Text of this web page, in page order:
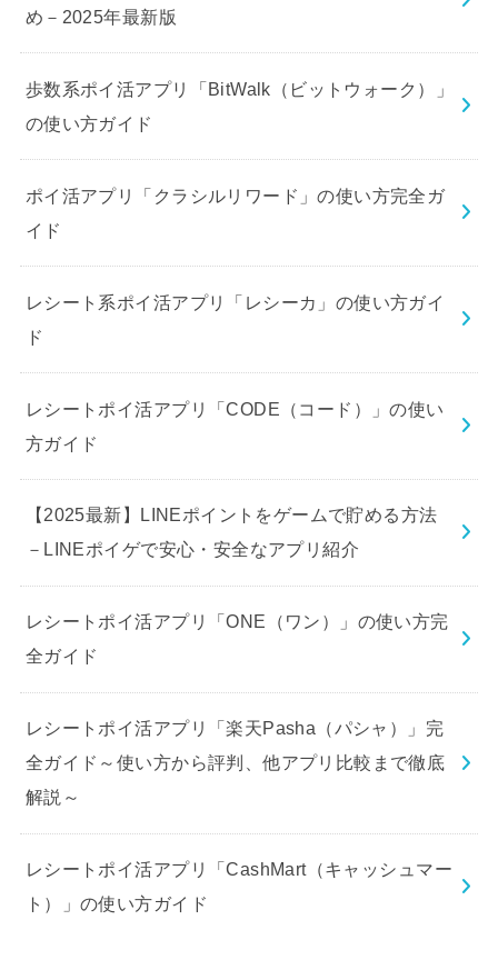
め－2025年最新版
歩数系ポイ活アプリ「BitWalk（ビットウォーク）」
の使い方ガイド
ポイ活アプリ「クラシルリワード」の使い方完全ガ
イド
レシート系ポイ活アプリ「レシーカ」の使い方ガイ
ド
レシートポイ活アプリ「CODE（コード）」の使い
方ガイド
【2025最新】LINEポイントをゲームで貯める方法
－LINEポイゲで安心・安全なアプリ紹介
レシートポイ活アプリ「ONE（ワン）」の使い方完
全ガイド
レシートポイ活アプリ「楽天Pasha（パシャ）」完
全ガイド～使い方から評判、他アプリ比較まで徹底
解説～
レシートポイ活アプリ「CashMart（キャッシュマー
ト）」の使い方ガイド